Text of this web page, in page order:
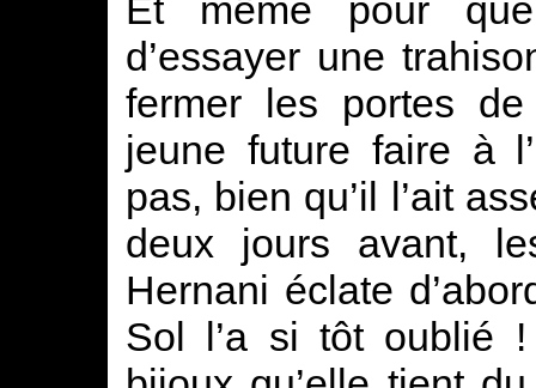
Et même pour
d’essayer une
fermer les portes
jeune future faire à
pas, bien qu’il l’ait
deux jours avant,
Hernani éclate
Sol l’a si tôt oublié